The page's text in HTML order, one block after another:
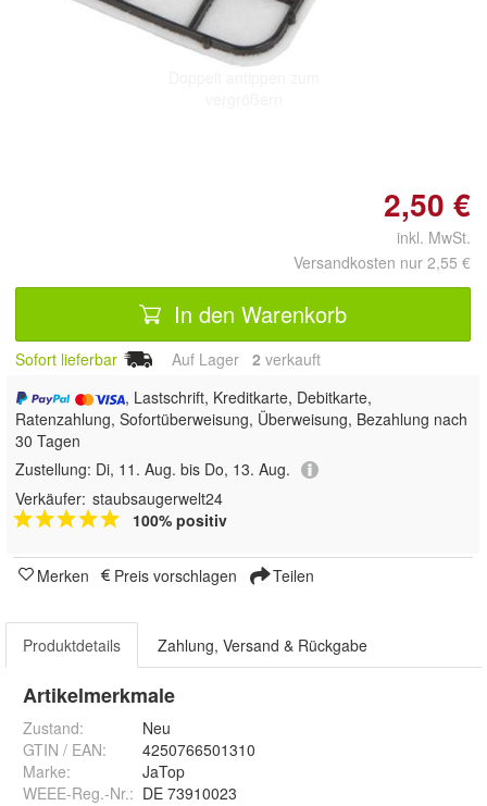
2,50 €
inkl. MwSt.
Versandkosten nur 2,55 €
In den Warenkorb
Sofort lieferbar Auf Lager 2 verkauft
, Lastschrift, Kreditkarte, Debitkarte,
Ratenzahlung, Sofortüberweisung, Überweisung, Bezahlung nach
30 Tagen
Zustellung: Di, 11. Aug. bis Do, 13. Aug.
Verkäufer: staubsaugerwelt24
100% positiv
Merken Preis vorschlagen Teilen
Produktdetails Zahlung, Versand & Rückgabe
Artikelmerkmale
Zustand:
Neu
GTIN / EAN:
4250766501310
Marke:
JaTop
WEEE-Reg.-Nr.: DE 73910023